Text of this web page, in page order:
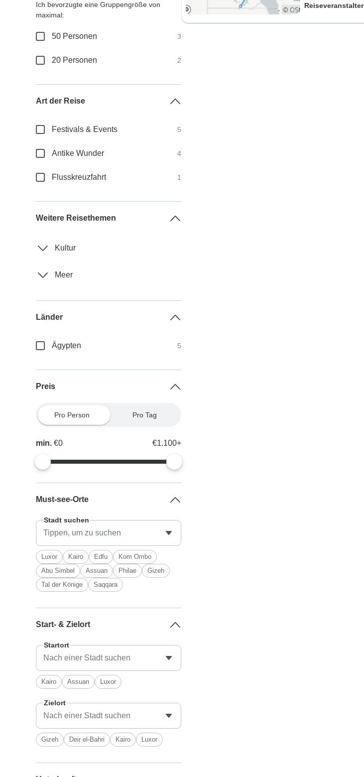
Reiseveranstalter
Ich bevorzugte eine Gruppengröße von
maximal:
50 Personen 3
20 Personen 2
Art der Reise
Festivals & Events 5
Antike Wunder 4
Flusskreuzfahrt 1
Weitere Reisethemen
Kultur
Meer
Länder
Ägypten 5
Preis
Pro Person Pro Tag
min.€0 €1.100+
Must-see-Orte
Stadt suchen
Luxor Kairo Edfu
Kom Ombo
Abu Simbel
Assuan Philae
Gizeh
Tal der Könige
Saqqara
Start- & Zielort
Startort
Kairo Assuan Luxor
Zielort
Gizeh Deir el-Bahri Kairo Luxor